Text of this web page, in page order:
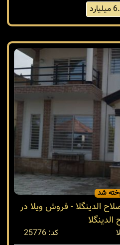
شد
الدینگلا - فروش ویلا در
کد: 25776